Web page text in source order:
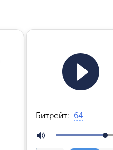
Битрейт: 64